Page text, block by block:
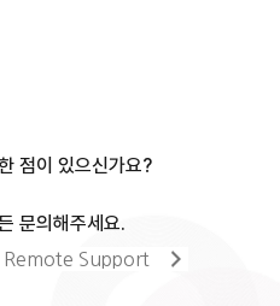
점이 있으신가요?
문의해주세요.
Remote Support